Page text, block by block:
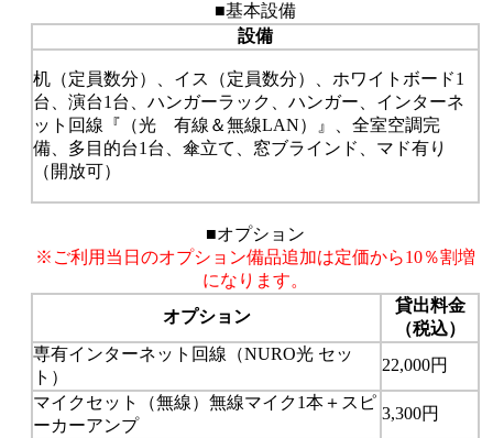
■基本設備
設備
机（定員数分）、イス（定員数分）、ホワイトボード1
台、演台1台、ハンガーラック、ハンガー、インターネ
ット回線『（光 有線＆無線LAN）』、全室空調完
備、多目的台1台、傘立て、窓ブラインド、マド有り
（開放可）
■オプション
※ご利用当日のオプション備品追加は定価から10％割増
になります。
オプション
貸出料金
（税込）
専有インターネット回線（NURO光 セッ
ト）
22,000円
マイクセット（無線）無線マイク1本＋スピ
ーカーアンプ
3,300円